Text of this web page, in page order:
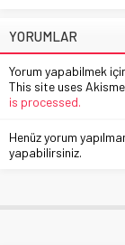
YORUMLAR
Yorum yapabilmek
This site uses
is processed.
Henüz yorum
yapabilirsiniz.